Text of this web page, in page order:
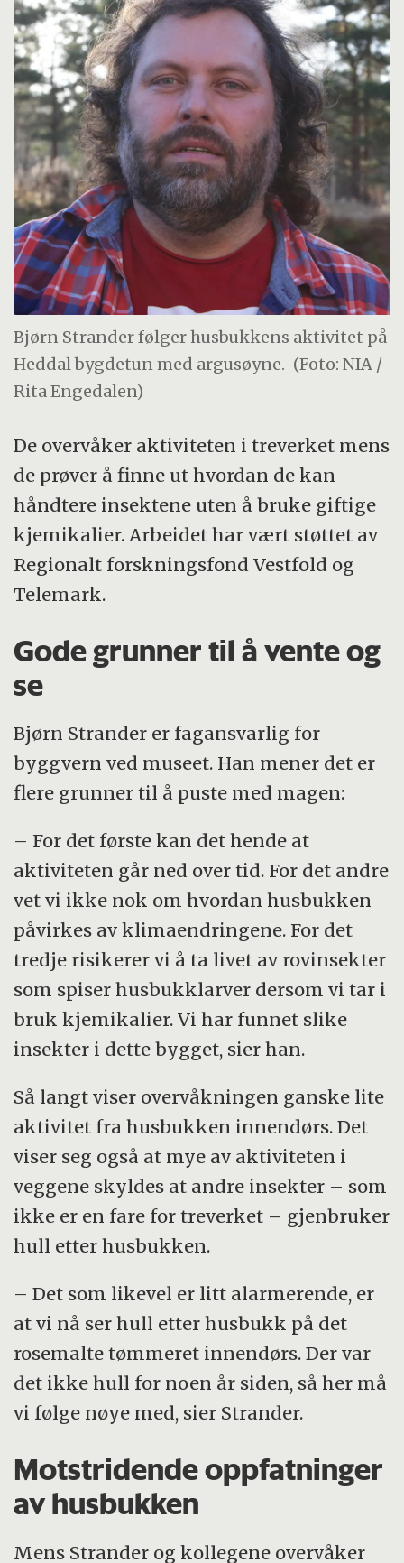
Bjørn Strander følger husbukkens aktivitet på
Heddal bygdetun med argusøyne. (Foto: NIA /
Rita Engedalen)
De overvåker aktiviteten i treverket mens
de prøver å finne ut hvordan de kan
håndtere insektene uten å bruke giftige
kjemikalier. Arbeidet har vært støttet av
Regionalt forskningsfond Vestfold og
Telemark.
Gode grunner til å vente og
se
Bjørn Strander er fagansvarlig for
byggvern ved museet. Han mener det er
flere grunner til å puste med magen:
– For det første kan det hende at
aktiviteten går ned over tid. For det andre
vet vi ikke nok om hvordan husbukken
påvirkes av klimaendringene. For det
tredje risikerer vi å ta livet av rovinsekter
som spiser husbukklarver dersom vi tar i
bruk kjemikalier. Vi har funnet slike
insekter i dette bygget, sier han.
Så langt viser overvåkningen ganske lite
aktivitet fra husbukken innendørs. Det
viser seg også at mye av aktiviteten i
veggene skyldes at andre insekter – som
ikke er en fare for treverket – gjenbruker
hull etter husbukken.
– Det som likevel er litt alarmerende, er
at vi nå ser hull etter husbukk på det
rosemalte tømmeret innendørs. Der var
det ikke hull for noen år siden, så her må
vi følge nøye med, sier Strander.
Motstridende oppfatninger
av husbukken
Mens Strander og kollegene overvåker